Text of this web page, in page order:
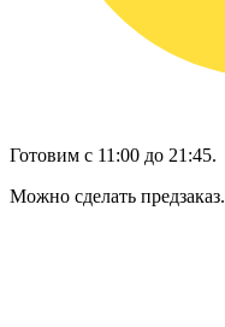
Готовим с 11:00 до 21:45.
Можно сделать предзаказ.